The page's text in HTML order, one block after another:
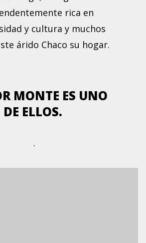
rica en
y cultura y muchos
árido Chaco su hogar.
MONTE ES UNO
DE ELLOS.
.